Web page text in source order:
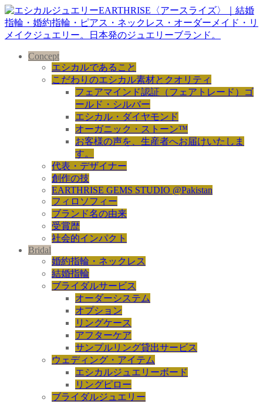
Concept
エシカルであること
こだわりのエシカル素材とクオリティ
フェアマインド認証（フェアトレード）ゴ
ールド・シルバー
エシカル・ダイヤモンド
オーガニック・ストーン™
お客様の声を、生産者へお届けいたしま
す。
代表・デザイナー
創作の技
EARTHRISE GEMS STUDIO @Pakistan
フィロソフィー
ブランド名の由来
受賞歴
社会的インパクト
Bridal
婚約指輪・ネックレス
結婚指輪
ブライダルサービス
オーダーシステム
オプション
リングケース
アフターケア
サンプルリング貸出サービス
ウェディング・アイテム
エシカルジュエリーボード
リングピロー
ブライダルジュエリー